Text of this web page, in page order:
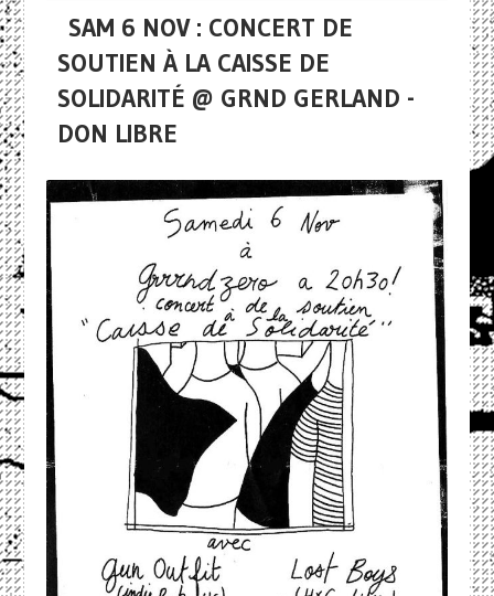
SAM 6 NOV : CONCERT DE
SOUTIEN À LA CAISSE DE
SOLIDARITÉ @ GRND GERLAND -
DON LIBRE